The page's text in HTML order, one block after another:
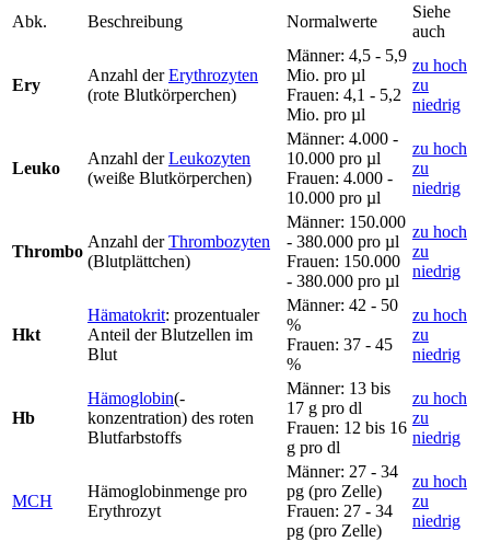
Abk.
Beschreibung Normalwerte
Siehe
auch
Ery
Anzahl derErythrozyten
(rote Blutkörperchen)
Männer: 4,5 - 5,9
Mio. pro µl
Frauen: 4,1 - 5,2
Mio. pro µl
zu hoch
zu
niedrig
Leuko
Anzahl derLeukozyten
(weiße Blutkörperchen)
Männer: 4.000 -
10.000 pro µl
Frauen: 4.000 -
10.000 pro µl
zu hoch
zu
niedrig
Thrombo
Anzahl derThrombozyten
(Blutplättchen)
Männer: 150.000
- 380.000 pro µl
Frauen: 150.000
- 380.000 pro µl
zu hoch
zu
niedrig
Hkt
Hämatokrit: prozentualer
Anteil der Blutzellen im
Blut
Männer: 42 - 50
%
Frauen: 37 - 45
%
zu hoch
zu
niedrig
Hb
Hämoglobin(-
konzentration) des roten
Blutfarbstoffs
Männer: 13 bis
17 g pro dl
Frauen: 12 bis 16
g pro dl
zu hoch
zu
niedrig
MCH
Hämoglobinmenge pro
Erythrozyt
Männer: 27 - 34
pg (pro Zelle)
Frauen: 27 - 34
pg (pro Zelle)
zu hoch
zu
niedrig